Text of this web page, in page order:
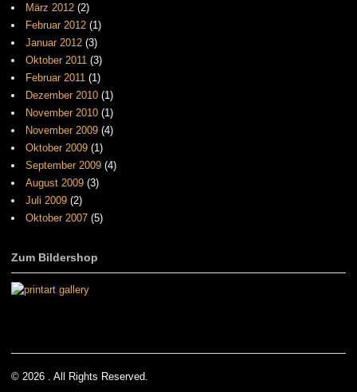
März 2012 (2)
Februar 2012 (1)
Januar 2012 (3)
Oktober 2011 (3)
Februar 2011 (1)
Dezember 2010 (1)
November 2010 (1)
November 2009 (4)
Oktober 2009 (1)
September 2009 (4)
August 2009 (3)
Juli 2009 (2)
Oktober 2007 (5)
Zum Bildershop
© 2026 . All Rights Reserved.